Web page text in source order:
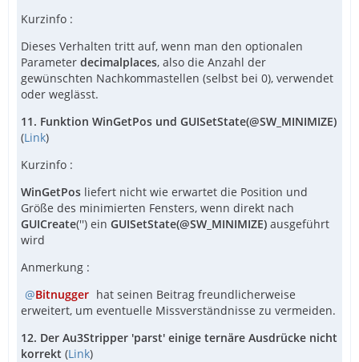
Kurzinfo :
Dieses Verhalten tritt auf, wenn man den optionalen
Parameter decimalplaces, also die Anzahl der
gewünschten Nachkommastellen (selbst bei 0), verwendet
oder weglässt.
11. Funktion WinGetPos und GUISetState(@SW_MINIMIZE)
(Link)
Kurzinfo :
WinGetPos liefert nicht wie erwartet die Position und
Größe des minimierten Fensters, wenn direkt nach
GUICreate('') ein GUISetState(@SW_MINIMIZE) ausgeführt
wird
Anmerkung :
Bitnugger hat seinen Beitrag freundlicherweise
erweitert, um eventuelle Missverständnisse zu vermeiden.
12. Der Au3Stripper 'parst' einige ternäre Ausdrücke nicht
korrekt (Link)